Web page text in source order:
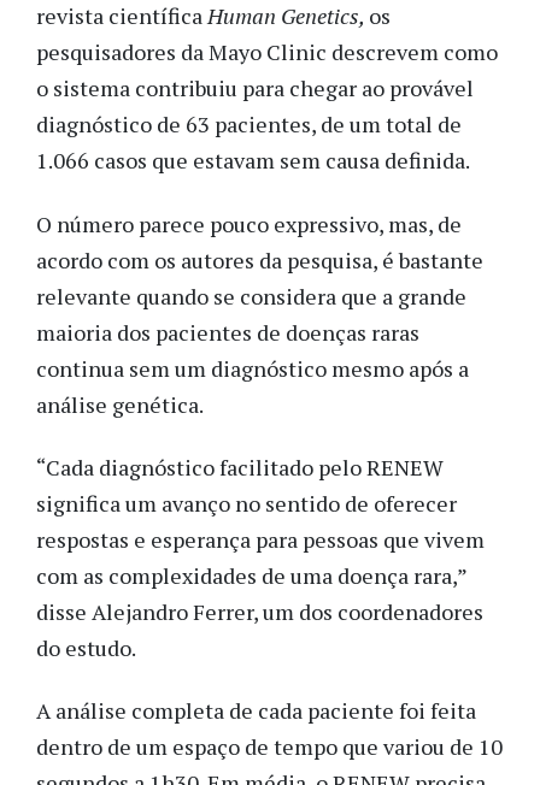
revista científicaHuman Genetics, os
pesquisadores da Mayo Clinic descrevem como
o sistema contribuiu para chegar ao provável
diagnóstico de 63 pacientes, de um total de
1.066 casos que estavam sem causa definida.
O número parece pouco expressivo, mas, de
acordo com os autores da pesquisa, é bastante
relevante quando se considera que a grande
maioria dos pacientes de doenças raras
continua sem um diagnóstico mesmo após a
análise genética.
“Cada diagnóstico facilitado pelo RENEW
significa um avanço no sentido de oferecer
respostas e esperança para pessoas que vivem
com as complexidades de uma doença rara,”
disse Alejandro Ferrer, um dos coordenadores
do estudo.
A análise completa de cada paciente foi feita
dentro de um espaço de tempo que variou de 10